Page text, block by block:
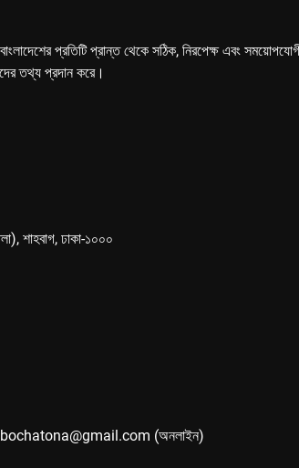
প্রতিটি প্রান্ত থেকে সঠিক, নিরপেক্ষ এবং
তথ্য প্রদান করে।
শাহবাগ, ঢাকা-১০০০
(অনলাইন)